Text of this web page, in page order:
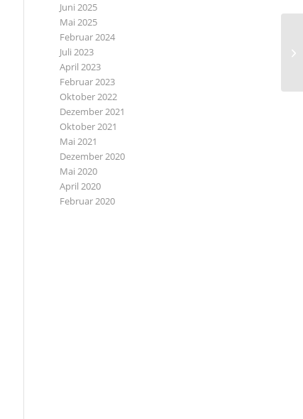
Juni 2025
Mai 2025
Februar 2024
Juli 2023
April 2023
Februar 2023
Oktober 2022
Dezember 2021
Oktober 2021
Mai 2021
Dezember 2020
Mai 2020
April 2020
Februar 2020